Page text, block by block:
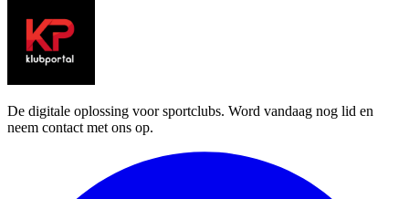
De digitale oplossing voor sportclubs. Word vandaag nog lid en
neem contact met ons op.